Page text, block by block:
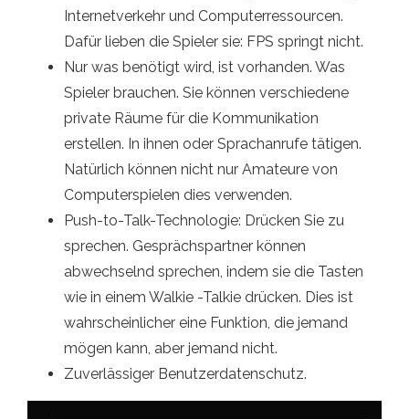
Internetverkehr und Computerressourcen.
Dafür lieben die Spieler sie: FPS springt nicht.
Nur was benötigt wird, ist vorhanden. Was
Spieler brauchen. Sie können verschiedene
private Räume für die Kommunikation
erstellen. In ihnen oder Sprachanrufe tätigen.
Natürlich können nicht nur Amateure von
Computerspielen dies verwenden.
Push-to-Talk-Technologie: Drücken Sie zu
sprechen. Gesprächspartner können
abwechselnd sprechen, indem sie die Tasten
wie in einem Walkie -Talkie drücken. Dies ist
wahrscheinlicher eine Funktion, die jemand
mögen kann, aber jemand nicht.
Zuverlässiger Benutzerdatenschutz.